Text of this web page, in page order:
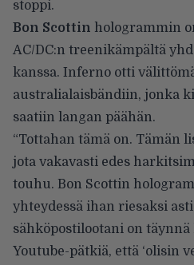
stoppi.
Bon Scottin hologrammin
AC/DC:n treenikämpältä
kanssa. Inferno otti
australialaisbändiin, jonka
saatiin langan päähän.
“Tottahan tämä on. Tämän
jota vakavasti edes
touhu. Bon Scottin
yhteydessä ihan riesaksi
sähköpostilootani on
Youtube-pätkiä, että ‘olisin